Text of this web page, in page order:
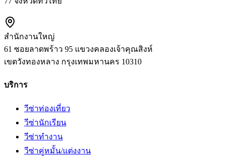
สำนักงานใหญ่
61 ซอยลาดพร้าว 95 แขวงคลองเจ้าคุณสิงห์
เขตวังทองหลาง กรุงเทพมหานคร 10310
บริการ
วีซ่าท่องเที่ยว
วีซ่านักเรียน
วีซ่าทำงาน
วีซ่าคู่หมั้น/แต่งงาน